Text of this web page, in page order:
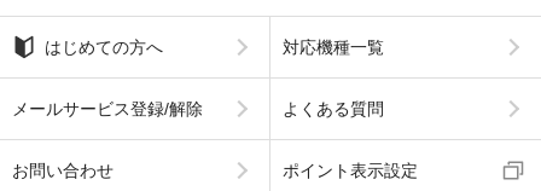
はじめての方へ 対応機種一覧
メールサービス登録/解除 よくある質問
お問い合わせ ポイント表示設定